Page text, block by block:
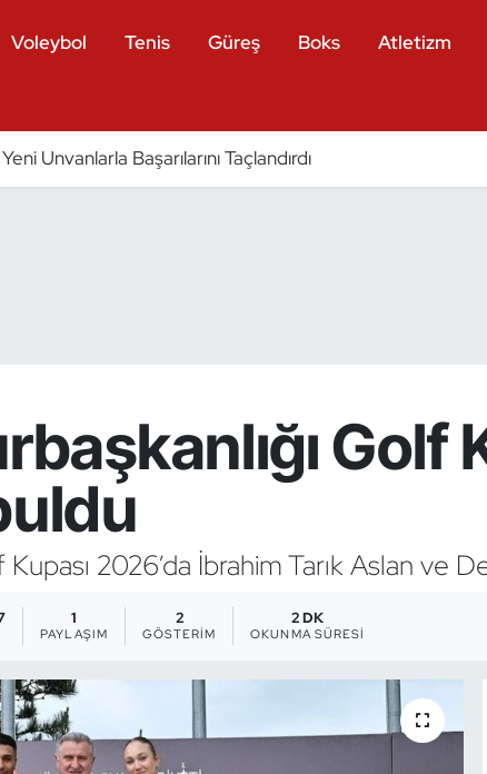
Voleybol Tenis Güreş Boks Atletizm
Unvanlarla Başarılarını Taçlandırdı
Golf
2026’da İbrahim Tarık Aslan ve
1
PAYLAŞIM
2
GÖSTERIM
2 DK
OKUNMA SÜRESI